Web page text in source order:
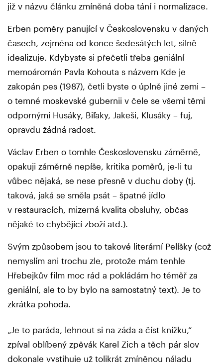
již v názvu článku zmíněná doba tání i normalizace.
Erben poměry panující v Československu v daných
časech, zejména od konce šedesátých let, silně
idealizuje. Kdybyste si přečetli třeba geniální
memoáromán Pavla Kohouta s názvem Kde je
zakopán pes (1987), četli byste o úplně jiné zemi –
o temné moskevské gubernii v čele se všemi těmi
odpornými Husáky, Biľaky, Jakeši, Klusáky – fuj,
opravdu žádná radost.
Václav Erben o tomhle Československu záměrně,
opakuji záměrně nepíše, kritika poměrů, je-li tu
vůbec nějaká, se nese přesně v duchu doby (tj.
taková, jaká se směla psát – špatné jídlo
v restauracích, mizerná kvalita obsluhy, občas
nějaké to chybějící zboží atd.).
Svým způsobem jsou to takové literární Pelíšky (což
nemyslím ani trochu zle, protože mám tenhle
Hřebejkův film moc rád a pokládám ho téměř za
geniální, ale to by bylo na samostatný text). Je to
zkrátka pohoda.
„Je to paráda, lehnout si na záda a číst knížku,“
zpíval oblíbený zpěvák Karel Zich a těch pár slov
dokonale vystihuje už tolikrát zmíněnou náladu